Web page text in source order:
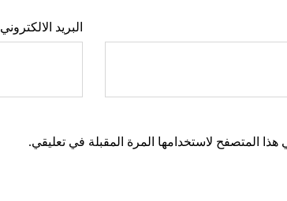
البريد الالكتروني
المتصفح لاستخدامها المرة المقبلة في تعليقي.